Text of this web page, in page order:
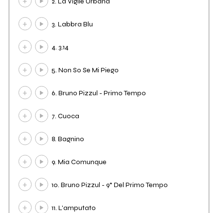
3. Labbra Blu
4. 3.14
5. Non So Se Mi Piego
6. Bruno Pizzul - Primo Tempo
7. Cuoca
8. Bagnino
9. Mia Comunque
10. Bruno Pizzul - 9° Del Primo Tempo
11. L'amputato